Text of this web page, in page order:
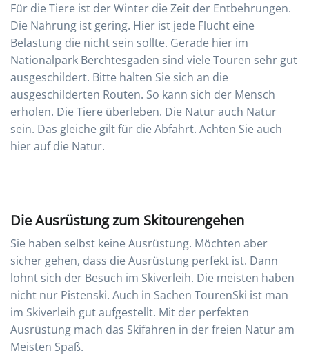
Für die Tiere ist der Winter die Zeit der Entbehrungen.
Die Nahrung ist gering. Hier ist jede Flucht eine
Belastung die nicht sein sollte. Gerade hier im
Nationalpark Berchtesgaden sind viele Touren sehr gut
ausgeschildert. Bitte halten Sie sich an die
ausgeschilderten Routen. So kann sich der Mensch
erholen. Die Tiere überleben. Die Natur auch Natur
sein. Das gleiche gilt für die Abfahrt. Achten Sie auch
hier auf die Natur.
Die Ausrüstung zum Skitourengehen
Sie haben selbst keine Ausrüstung. Möchten aber
sicher gehen, dass die Ausrüstung perfekt ist. Dann
lohnt sich der Besuch im Skiverleih. Die meisten haben
nicht nur Pistenski. Auch in Sachen TourenSki ist man
im Skiverleih gut aufgestellt. Mit der perfekten
Ausrüstung mach das Skifahren in der freien Natur am
Meisten Spaß.